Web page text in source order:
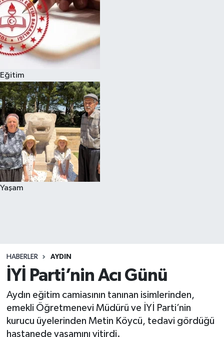
Eğitim
Yaşam
HABERLER AYDIN
İYİ Parti’nin Acı Günü
Aydın eğitim camiasının tanınan isimlerinden,
emekli Öğretmenevi Müdürü ve İYİ Parti’nin
kurucu üyelerinden Metin Köycü, tedavi gördüğü
hastanede yaşamını yitirdi.